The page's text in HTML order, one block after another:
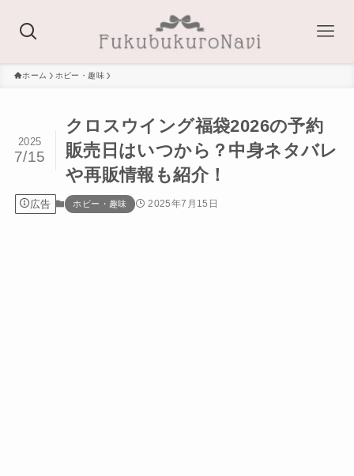
ホーム ホビー・趣味
クロスウイング福袋2026の予約
販売日はいつから？中身ネタバレ
や再販情報も紹介！
2025
7/15
広告 ホビー・趣味 2025年7月15日